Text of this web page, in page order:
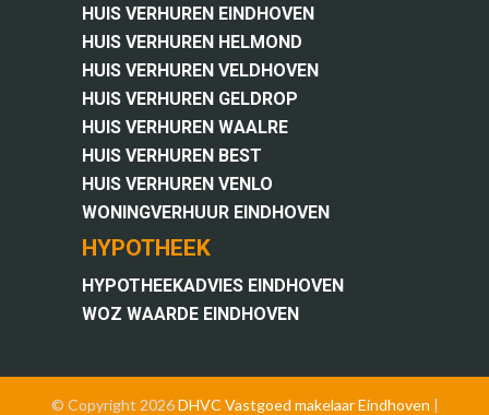
HUIS VERHUREN EINDHOVEN
HUIS VERHUREN HELMOND
HUIS VERHUREN VELDHOVEN
HUIS VERHUREN GELDROP
HUIS VERHUREN WAALRE
HUIS VERHUREN BEST
HUIS VERHUREN VENLO
WONINGVERHUUR EINDHOVEN
HYPOTHEEK
HYPOTHEEKADVIES EINDHOVEN
WOZ WAARDE EINDHOVEN
© Copyright 2026DHVC Vastgoed makelaar Eindhoven |